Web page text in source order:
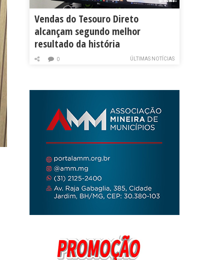
Vendas do Tesouro Direto
alcançam segundo melhor
resultado da história
ÚLTIMAS NOTÍCIAS
0